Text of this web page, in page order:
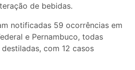
de bebidas.
notificadas 59 ocorrências em
e Pernambuco, todas
com 12 casos